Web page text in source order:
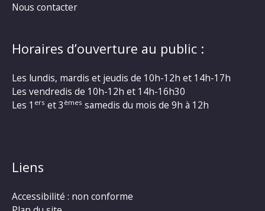
Nous contacter
Horaires d’ouverture au public :
Les lundis, mardis et jeudis de 10h-12h et 14h-17h
Les vendredis de 10h-12h et 14h-16h30
Les 1 ers et 3 èmes samedis du mois de 9h à 12h
Liens
Accessibilité : non conforme